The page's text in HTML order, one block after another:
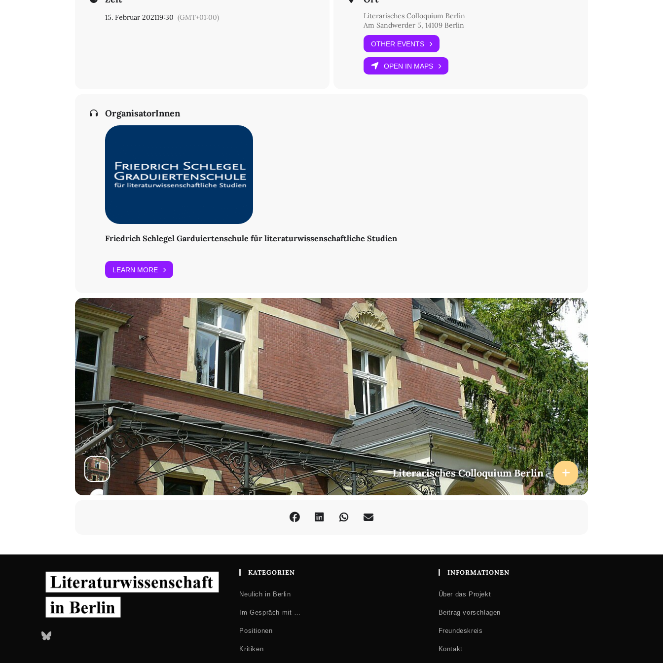
15. Februar 202119:30 (GMT+01:00)
Literarisches Colloquium Berlin
Am Sandwerder 5, 14109 Berlin
OTHER EVENTS
OPEN IN MAPS
OrganisatorInnen
Friedrich Schlegel Garduiertenschule für literaturwissenschaftliche Studien
LEARN MORE
Literarisches Colloquium Berlin
Bluesky
KATEGORIEN
Neulich in Berlin
Im Gespräch mit …
Positionen
Kritiken
INFORMATIONEN
Über das Projekt
Beitrag vorschlagen
Freundeskreis
Kontakt